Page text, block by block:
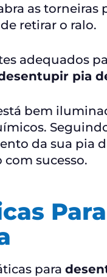
as torneiras
retirar o ralo.
adequados
pia
bem
da sua pia
com sucesso.
para